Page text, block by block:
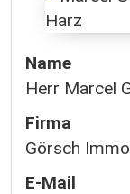
Name
Herr Marcel
Firma
Görsch
E-Mail